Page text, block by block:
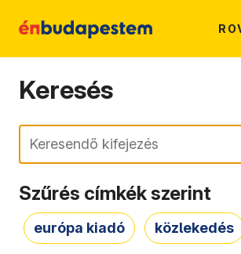
Keresés
Keresés
Szűrés címkék szerint
európa kiadó közlekedés